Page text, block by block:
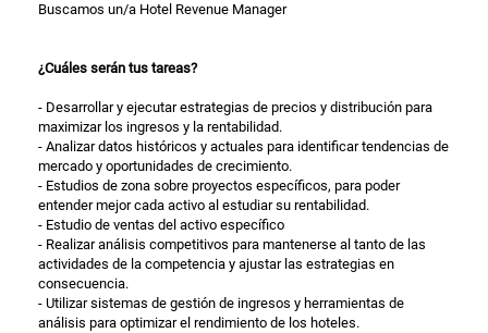
Buscamos un/a Hotel Revenue Manager
¿Cuáles serán tus tareas?
- Desarrollar y ejecutar estrategias de precios y distribución para
maximizar los ingresos y la rentabilidad.
- Analizar datos históricos y actuales para identificar tendencias de
mercado y oportunidades de crecimiento.
- Estudios de zona sobre proyectos específicos, para poder
entender mejor cada activo al estudiar su rentabilidad.
- Estudio de ventas del activo específico
- Realizar análisis competitivos para mantenerse al tanto de las
actividades de la competencia y ajustar las estrategias en
consecuencia.
- Utilizar sistemas de gestión de ingresos y herramientas de
análisis para optimizar el rendimiento de los hoteles.